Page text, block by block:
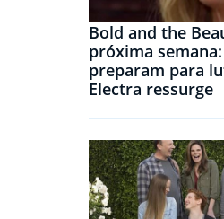
Bold and the
próxima
preparam para
Electra ressurge